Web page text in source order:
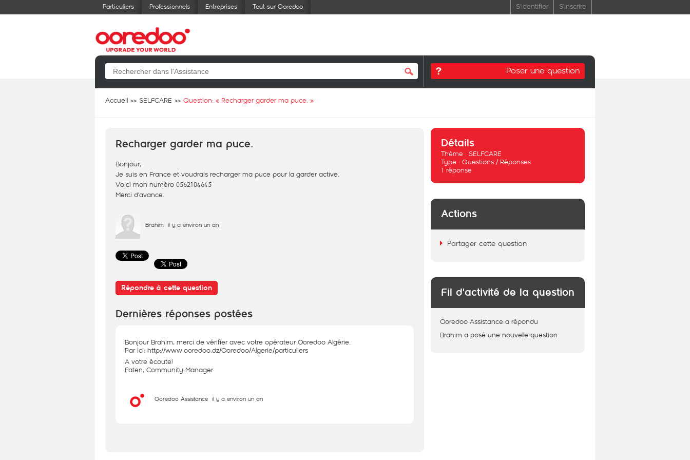
Particuliers Professionnels Entreprises Tout sur Ooredoo S'identifier S'inscrire
Poser une question
Accueil SELFCARE Question: « Recharger garder ma puce. »
Recharger garder ma puce.
Bonjour,
Je suis en France et voudrais recharger ma puce pour la garder active.
Voici mon numéro 0562104645
Merci d'avance.
Brahim il y a environ un an
Répondre à cette question
Dernières réponses postées
Bonjour Brahim, merci de vérifier avec votre opérateur Ooredoo Algérie.
Par ici: http://www.ooredoo.dz/Ooredoo/Algerie/particuliers
A votre écoute!
Faten, Community Manager
Ooredoo Assistance il y a environ un an
Détails
Thème : SELFCARE
Type : Questions / Réponses
1 réponse
Actions
Partager cette question
Fil d'activité de la question
Ooredoo Assistance a répondu
Brahim a posé une nouvelle question